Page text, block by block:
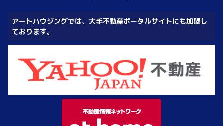
アートハウジングでは、大手不動産ポータルサイトにも加盟し
ております。